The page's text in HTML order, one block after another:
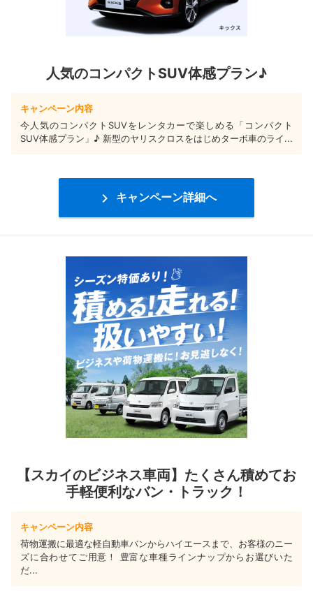
人気のコンパクトSUV体感プラン♪
キャンペーン内容
今人気のコンパクトSUVをレンタカーで楽しめる「コンパクト
SUV体感プラン」♪ 新型のヤリスクロスをはじめターボ車のライ...
 キャンペーン詳細へ
【スカイのビジネス車両】たくさん積めてお
手軽便利なバン・トラック！
キャンペーン内容
荷物運搬に最適な軽自動車バンからハイエースまで、お客様のニー
ズに合わせてご用意！ 豊富な車種ラインナップからお選びいた
だ...